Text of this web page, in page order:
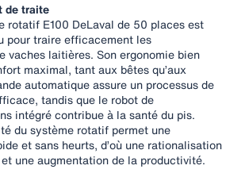
de traite
rotatif E100 DeLaval de 50 places est
pour traire efficacement les
vaches laitières. Son ergonomie bien
maximal, tant aux bêtes qu’aux
automatique assure un processus de
tandis que le robot de
intégré contribue à la santé du pis.
du système rotatif permet une
et sans heurts, d’où une rationalisation
une augmentation de la productivité.